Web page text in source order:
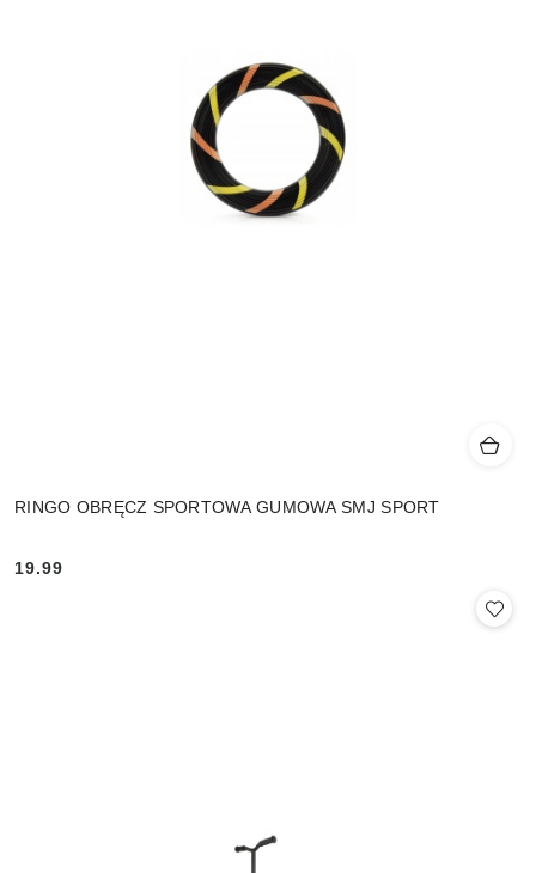
RINGO OBRĘCZ SPORTOWA GUMOWA SMJ SPORT
Cena:
19.99